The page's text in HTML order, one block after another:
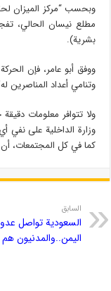
وبحسب “مركز الميزان
بشرية).
ووفق أبو عامر، فإن
وتنامي أعداد المناصرين
ولا تتوافر معلومات
وزارة الداخلية على نفي
كما في كل المجتمعات، أن
السابق
السعودية تواصل
اليمن..والمدنيون